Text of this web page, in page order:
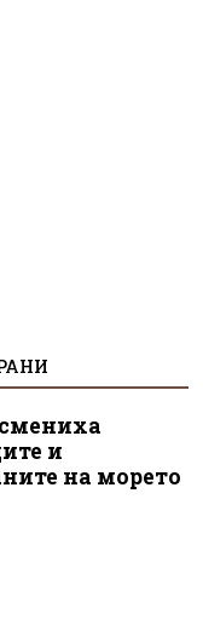
и
на морето